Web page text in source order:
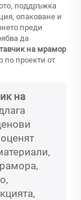
поддръжка
опаковане и
преди
да
на мрамор
по проекти от
на